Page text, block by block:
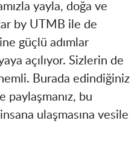
yayla, doğa ve
by UTMB ile de
güçlü adımlar
açılıyor. Sizlerin de
Burada edindiğiniz
paylaşmanız, bu
ulaşmasına vesile